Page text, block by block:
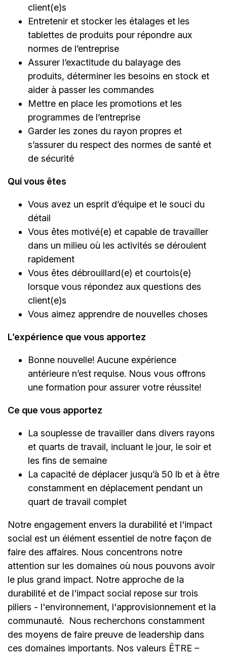
client(e)s
Entretenir et stocker les étalages et les
tablettes de produits pour répondre aux
normes de l’entreprise
Assurer l’exactitude du balayage des
produits, déterminer les besoins en stock et
aider à passer les commandes
Mettre en place les promotions et les
programmes de l’entreprise
Garder les zones du rayon propres et
s’assurer du respect des normes de santé et
de sécurité
Qui vous êtes
Vous avez un esprit d’équipe et le souci du
détail
Vous êtes motivé(e) et capable de travailler
dans un milieu où les activités se déroulent
rapidement
Vous êtes débrouillard(e) et courtois(e)
lorsque vous répondez aux questions des
client(e)s
Vous aimez apprendre de nouvelles choses
L’expérience que vous apportez
Bonne nouvelle! Aucune expérience
antérieure n’est requise. Nous vous offrons
une formation pour assurer votre réussite!
Ce que vous apportez
La souplesse de travailler dans divers rayons
et quarts de travail, incluant le jour, le soir et
les fins de semaine
La capacité de déplacer jusqu’à 50 lb et à être
constamment en déplacement pendant un
quart de travail complet
Notre engagement envers la durabilité et l'impact
social est un élément essentiel de notre façon de
faire des affaires. Nous concentrons notre
attention sur les domaines où nous pouvons avoir
le plus grand impact. Notre approche de la
durabilité et de l'impact social repose sur trois
piliers - l'environnement, l'approvisionnement et la
communauté.
Nous recherchons constamment
des moyens de faire preuve de leadership dans
ces domaines importants. Nos valeurs ÊTRE –